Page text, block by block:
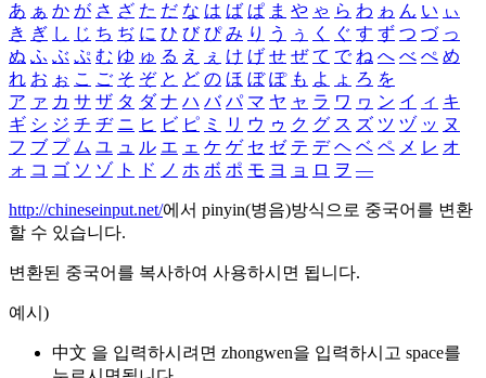
あ ぁ か が さ ざ た だ な は ば ぱ ま や ゃ ら わ ゎ ん い ぃ
き ぎ し じ ち ぢ に ひ び ぴ み り う ぅ く ぐ す ず つ づ っ
ぬ ふ ぶ ぷ む ゆ ゅ る え ぇ け げ せ ぜ て で ね へ べ ぺ め
れ お ぉ こ ご そ ぞ と ど の ほ ぼ ぽ も よ ょ ろ を
ア ァ カ サ ザ タ ダ ナ ハ バ パ マ ヤ ャ ラ ワ ヮ ン イ ィ キ
ギ シ ジ チ ヂ ニ ヒ ビ ピ ミ リ ウ ゥ ク グ ス ズ ツ ヅ ッ ヌ
フ ブ プ ム ユ ュ ル エ ェ ケ ゲ セ ゼ テ デ ヘ ベ ペ メ レ オ
ォ コ ゴ ソ ゾ ト ド ノ ホ ボ ポ モ ヨ ョ ロ ヲ ―
http://chineseinput.net/에서 pinyin(병음)방식으로 중국어를 변환
할 수 있습니다.
변환된 중국어를 복사하여 사용하시면 됩니다.
예시)
中文 을 입력하시려면 zhongwen을 입력하시고 space를